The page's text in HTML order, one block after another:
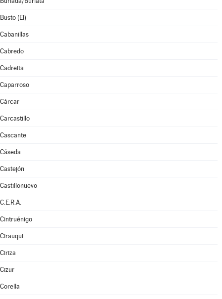
Busto (El)
Cabanillas
Cabredo
Cadreita
Caparroso
Cárcar
Carcastillo
Cascante
Cáseda
Castejón
Castillonuevo
C.E.R.A.
Cintruénigo
Cirauqui
Ciriza
Cizur
Corella